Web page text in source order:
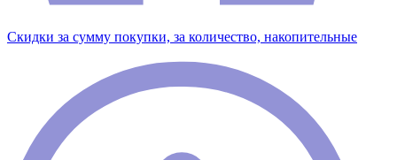
Скидки за сумму покупки, за количество, накопительные